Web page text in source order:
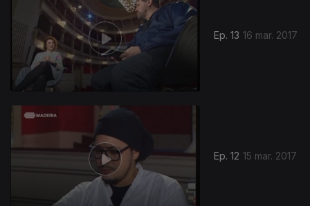
Ep. 13 16 mar. 2017
Ep. 12 15 mar. 2017